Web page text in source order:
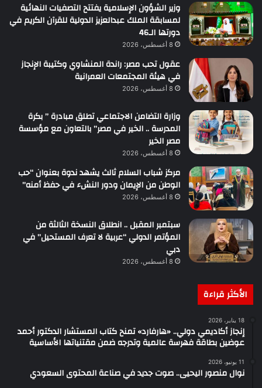
وزير الشؤون الإسلامية يفتتح التصفيات النهائية
لمسابقة الملك عبدالعزيز الدولية للقرآن الكريم في
دورتها الـ46
8 أغسطس، 2026
عقول تحب مصر: راندة المنشاوي وكتيبة الإنجاز
في هيئة المجتمعات العمرانية
8 أغسطس، 2026
وزارة التضامن الاجتماعي تطلق مبادرة ” بكرة
المدرسة .. الخير في مصر” بالتعاون مع مؤسسة
مصر الخير
8 أغسطس، 2026
مركز شباب السلام ثالث يشهد ندوة بعنوان “حب
الوطن من الإيمان ودور النشء في حفظ أمنه”
8 أغسطس، 2026
سبتمبر المقبل .. انطلاق النسخة الثالثة من
المؤتمر الدولي “عربية لا تعرف المستحيل” في
دبي
8 أغسطس، 2026
الأكثر قراءة
18 يناير، 2026
إنجاز أكاديمي دولي.. «هارفارد» تمنح كتاب المستشار الدكتور أحمد
عوضين بطاقة فهرسة عالمية وتدرجه ضمن مقتنياتها الأساسية
11 يونيو، 2026
نوال منصور اليحيى.. صوت جديد في صناعة المحتوى السعودي